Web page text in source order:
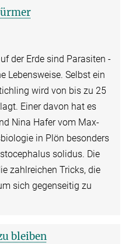
der Erde sind Parasiten -
Lebensweise. Selbst ein
wird von bis zu 25
Einer davon hat es
Nina Hafer vom Max-
in Plön besonders
solidus. Die
zahlreichen Tricks, die
sich gegenseitig zu
bleiben